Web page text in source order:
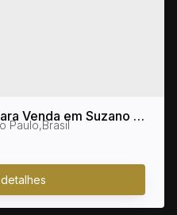
Venda em Suzano /
Modelo
Paulo,Brasil